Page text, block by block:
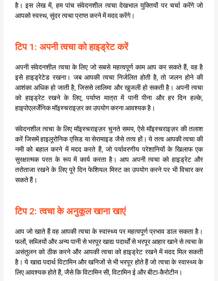
है। इस लेख में, हम पांच संवेदनशील त्वचा देखभाल युक्तियों पर चर्चा करेंगे जो
आपको स्वस्थ, सुंदर त्वचा प्राप्त करने में मदद करेंगे।
टिप 1: अपनी त्वचा को हाइड्रेट करें
अपनी संवेदनशील त्वचा के लिए जो सबसे महत्वपूर्ण काम आप कर सकते हैं, वह है
इसे हाइड्रेटेड रखना। जब आपकी त्वचा निर्जलित होती है, तो जलन होने की
आशंका अधिक हो जाती है, जिससे लालिमा और खुजली हो सकती है। अपनी त्वचा
को हाइड्रेट रखने के लिए, पर्याप्त मात्रा में पानी पीना और हर दिन हल्के,
हाइपोएलर्जेनिक मॉइस्चराइज़र का उपयोग करना आवश्यक है।
संवेदनशील त्वचा के लिए मॉइस्चराइज़र चुनते समय, ऐसे मॉइस्चराइज़र की तलाश
करें जिसमें हाइलूरोनिक एसिड या सेरामाइड जैसे तत्व हों। ये तत्व आपकी त्वचा की
नमी को बहाल करने में मदद करते हैं, जो पर्यावरणीय परेशानियों के खिलाफ एक
सुरक्षात्मक परत के रूप में कार्य करता है। आप अपनी त्वचा को हाइड्रेट और
तरोताजा रखने के लिए पूरे दिन फेशियल मिस्ट का उपयोग करने पर भी विचार कर
सकते हैं।
टिप 2: त्वचा के अनुकूल खाना खाएं
आप जो खाते हैं वह आपकी त्वचा के स्वास्थ्य पर महत्वपूर्ण प्रभाव डाल सकता है।
फलों, सब्जियों और अन्य पानी से भरपूर खाद्य पदार्थों से भरपूर आहार खाने से त्वचा के
असंतुलन को ठीक करने और आपकी त्वचा को हाइड्रेट रखने में मदद मिल सकती
है। ये खाद्य पदार्थ विटामिन और खनिजों से भी भरपूर होते हैं जो त्वचा के स्वास्थ्य के
लिए आवश्यक होते हैं, जैसे कि विटामिन सी, विटामिन ई और बीटा-कैरोटीन।